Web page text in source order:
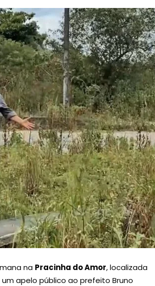
na Pracinha do Amor, localizada
apelo público ao prefeito Bruno